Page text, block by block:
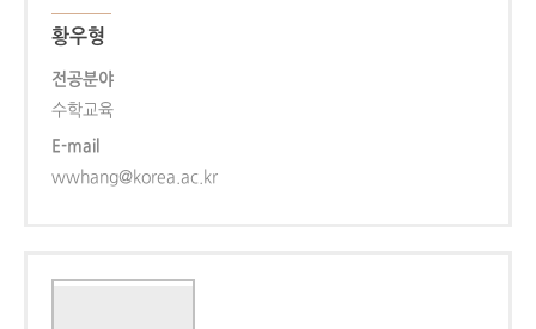
황우형
전공분야
수학교육
E-mail
wwhang@korea.ac.kr